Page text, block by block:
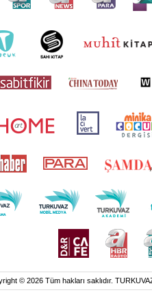
© 2026 Tüm hakları saklıdır.